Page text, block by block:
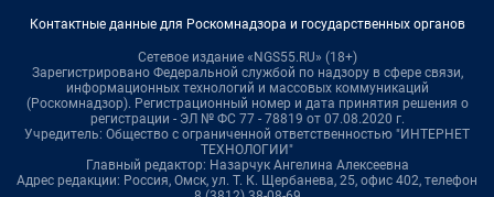
Контактные данные для Роскомнадзора и государственных органов
Сетевое издание «NGS55.RU» (18+)
Зарегистрировано Федеральной службой по надзору в сфере связи,
информационных технологий и массовых коммуникаций
(Роскомнадзор). Регистрационный номер и дата принятия решения о
регистрации - ЭЛ № ФС 77 - 78819 от 07.08.2020 г.
Учредитель: Общество с ограниченной ответственностью "ИНТЕРНЕТ
ТЕХНОЛОГИИ"
Главный редактор: Назарчук Ангелина Алексеевна
Адрес редакции: Россия, Омск, ул. Т. К. Щербанева, 25, офис 402, телефон